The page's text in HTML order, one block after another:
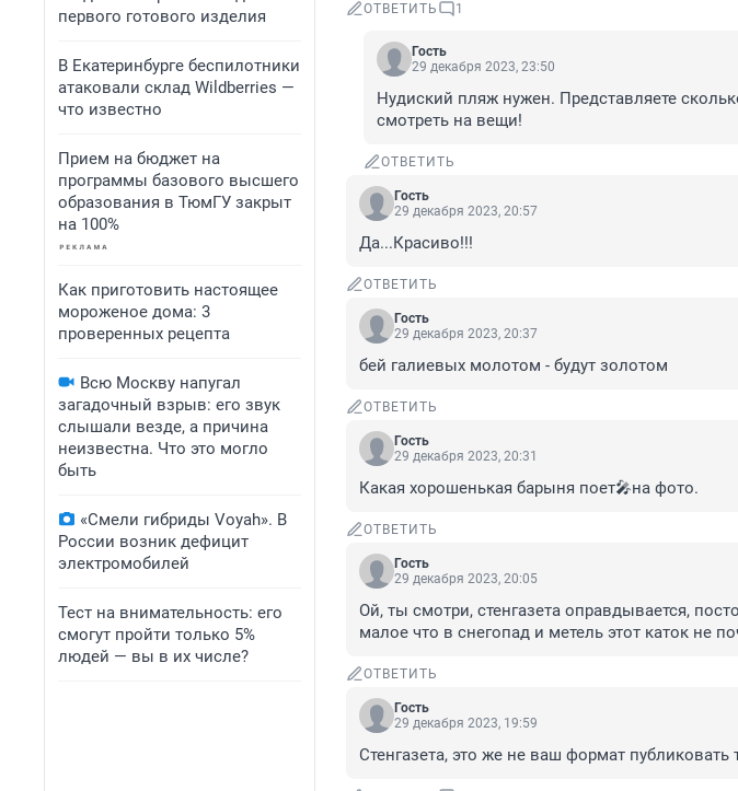
первого готового изделия
В Екатеринбурге беспилотники
атаковали склад Wildberries —
что известно
Прием на бюджет на
программы базового высшего
образования в ТюмГУ закрыт
на 100%
Как приготовить настоящее
мороженое дома: 3
проверенных рецепта
Всю Москву напугал
загадочный взрыв: его звук
слышали везде, а причина
неизвестна. Что это могло
быть
«Смели гибриды Voyah». В
России возник дефицит
электромобилей
Тест на внимательность: его
смогут пройти только 5%
людей — вы в их числе?
ОТВЕТИТЬ 1
Гость
29 декабря 2023, 23:50
Нудиский пляж нужен. Представляете
смотреть на вещи!
ОТВЕТИТЬ
Гость
29 декабря 2023, 20:57
Да...Красиво!!!
ОТВЕТИТЬ
Гость
29 декабря 2023, 20:37
бей галиевых молотом - будут золотом
ОТВЕТИТЬ
Гость
29 декабря 2023, 20:31
Какая хорошенькая барыня поет🎤на фото.
ОТВЕТИТЬ
Гость
29 декабря 2023, 20:05
Ой, ты смотри, стенгазета оправдывается,
малое что в снегопад и метель этот каток не
ОТВЕТИТЬ
Гость
29 декабря 2023, 19:59
Стенгазета, это же не ваш формат публиковать